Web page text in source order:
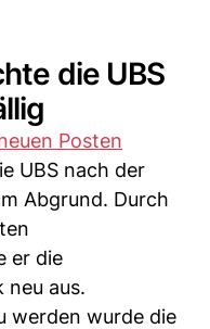
die UBS
Posten
UBS nach der
Abgrund. Durch
er die
neu aus.
werden wurde die